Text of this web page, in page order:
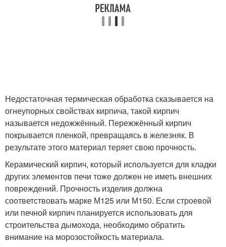
Недостаточная термическая обработка сказывается на
огнеупорных свойствах кирпича, такой кирпич
называется недожжённый. Пережжённый кирпич
покрывается пленкой, превращаясь в железняк. В
результате этого материал теряет свою прочность.
Керамический кирпич, который используется для кладки
других элементов печи тоже должен не иметь внешних
повреждений. Прочность изделия должна
соответствовать марке М125 или М150. Если строевой
или печной кирпич планируется использовать для
строительства дымохода, необходимо обратить
внимание на морозостойкость материала.